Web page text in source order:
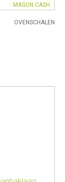
MASON CASH
OVENSCHALEN